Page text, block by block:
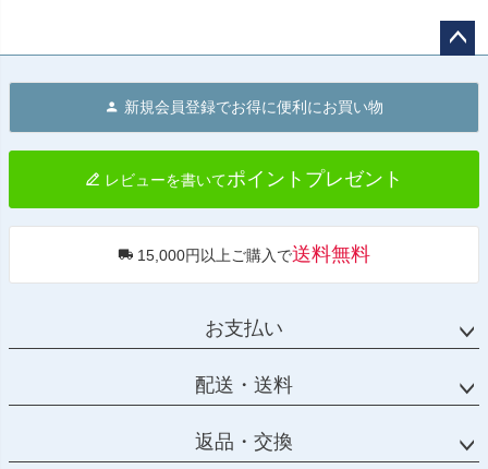
へ
新規会員登録でお得に便利にお買い物
レビューを書いてポイントプレゼント
15,000円以上ご購入で送料無料
お支払い
配送・送料
返品・交換